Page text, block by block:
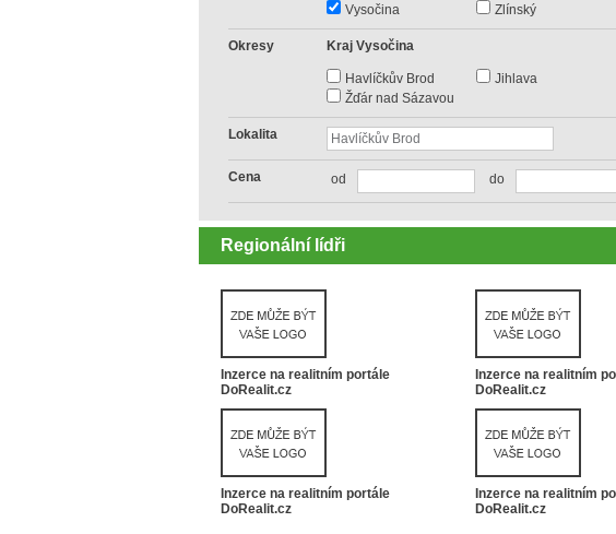
Vysočina
Zlínský
Okresy Kraj Vysočina
Havlíčkův Brod Jihlava
Žďár nad Sázavou
Lokalita
Cena od do
Regionální lídři
Inzerce na realitním portále
DoRealit.cz
Inzerce na realitním
DoRealit.cz
Inzerce na realitním portále
DoRealit.cz
Inzerce na realitním
DoRealit.cz